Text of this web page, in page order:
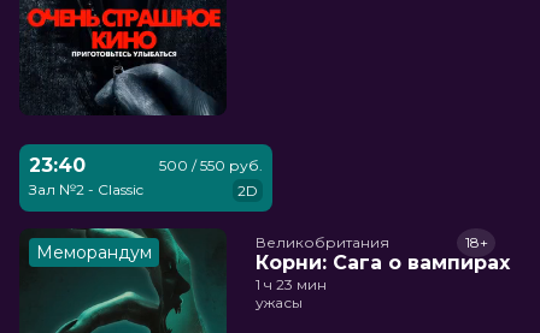
23:40
Зал №2 - Classic
500 / 550 руб.
2D
Меморандум Великобритания
Корни: Сага о вампирах
18+
1 ч 23 мин
ужасы